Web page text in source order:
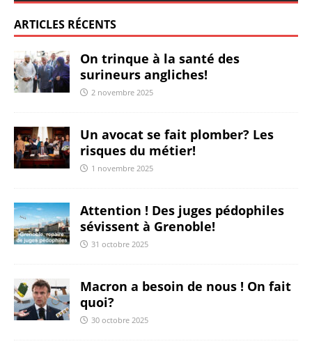
ARTICLES RÉCENTS
On trinque à la santé des
surineurs angliches!
2 novembre 2025
Un avocat se fait plomber? Les
risques du métier!
1 novembre 2025
Attention ! Des juges pédophiles
sévissent à Grenoble!
31 octobre 2025
Macron a besoin de nous ! On fait
quoi?
30 octobre 2025